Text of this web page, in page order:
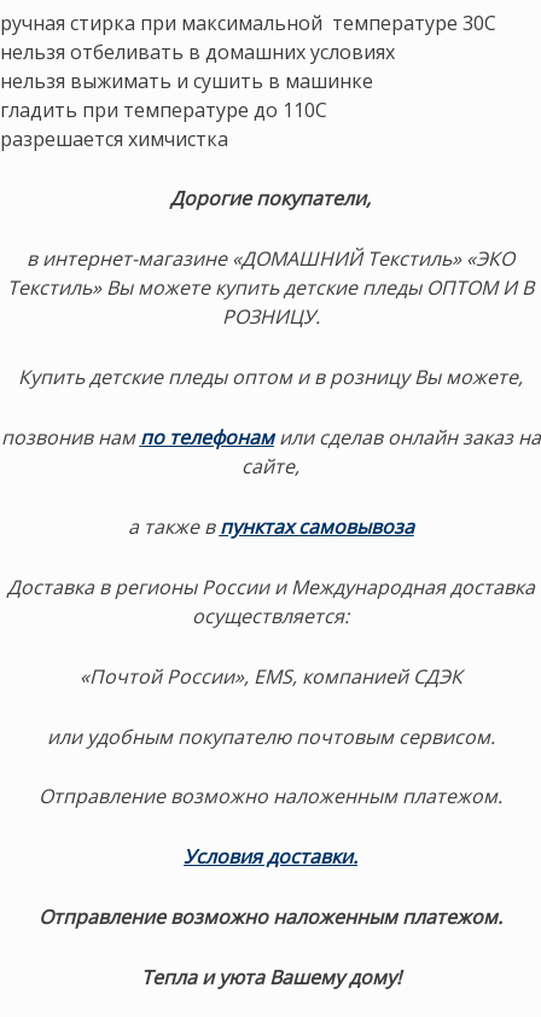
ручная стирка при максимальной температуре 30С
нельзя отбеливать в домашних условиях
нельзя выжимать и сушить в машинке
гладить при температуре до 110С
разрешается химчистка
Дорогие покупатели,
в интернет-магазине «ДОМАШНИЙ Текстиль» «ЭКО
Текстиль» Вы можете купить детские пледы ОПТОМ И В
РОЗНИЦУ.
Купить детские пледы оптом и в розницу Вы можете,
позвонив нампо телефонамили сделав онлайн заказ на
сайте,
а также впунктах самовывоза
Доставка в регионы России и Международная доставка
осуществляется:
«Почтой России», EMS, компанией СДЭК
или удобным покупателю почтовым сервисом.
Отправление возможно наложенным платежом.
Условия доставки.
Отправление возможно наложенным платежом.
Тепла и уюта Вашему дому!